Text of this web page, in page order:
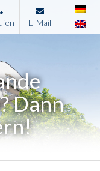
E-Mail
Dann